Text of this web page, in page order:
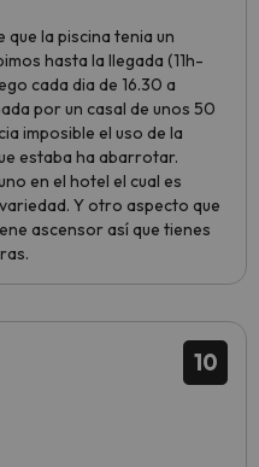
la piscina tenia un
hasta la llegada (11h-
cada dia de 16.30 a
por un casal de unos 50
imposible el uso de la
estaba ha abarrotar.
en el hotel el cual es
Y otro aspecto que
ascensor así que tienes
10